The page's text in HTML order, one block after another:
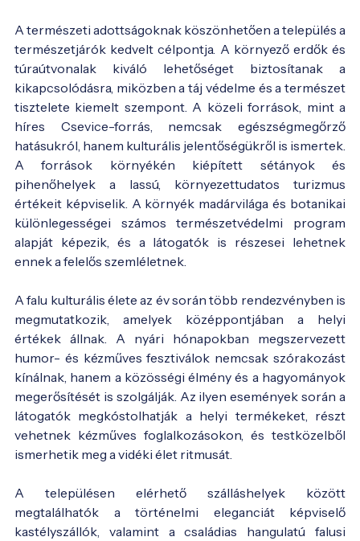
A természeti adottságoknak köszönhetően a település a
természetjárók kedvelt célpontja. A környező erdők és
túraútvonalak kiváló lehetőséget biztosítanak a
kikapcsolódásra, miközben a táj védelme és a természet
tisztelete kiemelt szempont. A közeli források, mint a
híres Csevice-forrás, nemcsak egészségmegőrző
hatásukról, hanem kulturális jelentőségükről is ismertek.
A források környékén kiépített sétányok és
pihenőhelyek a lassú, környezettudatos turizmus
értékeit képviselik. A környék madárvilága és botanikai
különlegességei számos természetvédelmi program
alapját képezik, és a látogatók is részesei lehetnek
ennek a felelős szemléletnek.
A falu kulturális élete az év során több rendezvényben is
megmutatkozik, amelyek középpontjában a helyi
értékek állnak. A nyári hónapokban megszervezett
humor- és kézműves fesztiválok nemcsak szórakozást
kínálnak, hanem a közösségi élmény és a hagyományok
megerősítését is szolgálják. Az ilyen események során a
látogatók megkóstolhatják a helyi termékeket, részt
vehetnek kézműves foglalkozásokon, és testközelből
ismerhetik meg a vidéki élet ritmusát.
A településen elérhető szálláshelyek között
megtalálhatók a történelmi eleganciát képviselő
kastélyszállók, valamint a családias hangulatú falusi